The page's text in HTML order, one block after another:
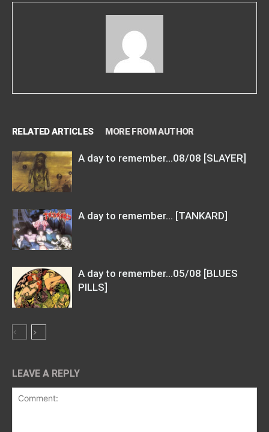
RELATED ARTICLES MORE FROM AUTHOR
A day to remember…08/08 [SLAYER]
A day to remember… [TANKARD]
A day to remember…05/08 [BLUES
PILLS]
LEAVE A REPLY